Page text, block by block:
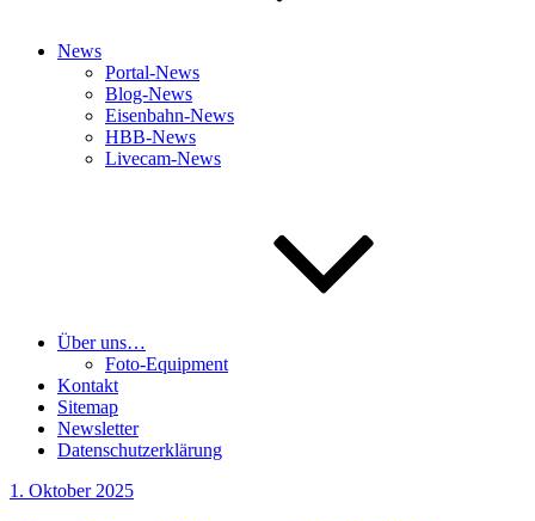
News
Portal-News
Blog-News
Eisenbahn-News
HBB-News
Livecam-News
Über uns…
Foto-Equipment
Kontakt
Sitemap
Newsletter
Datenschutzerklärung
Veröffentlicht
1. Oktober 2025